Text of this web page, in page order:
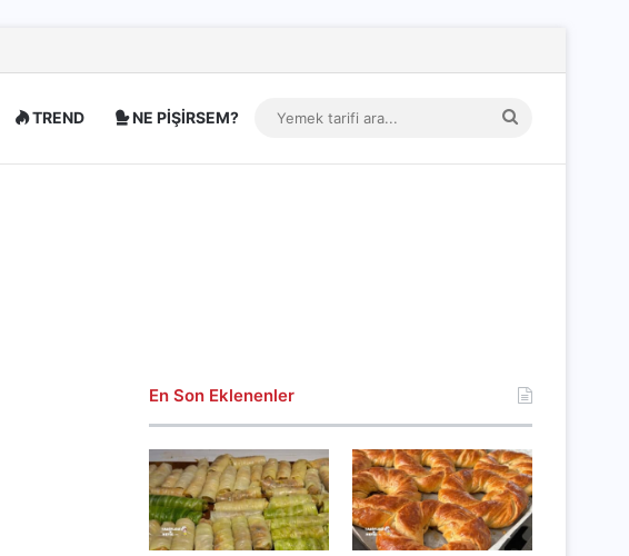
TREND NE PİŞİRSEM?
En Son Eklenenler